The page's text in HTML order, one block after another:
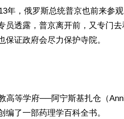
年，俄罗斯总统普京也前来参
透露，普京离开前，又专门去
证政府会尽力保护寺院。
高等学府──阿宁斯基扎仓（
了一部药理学百科全书。